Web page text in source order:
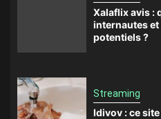
Xalaflix avis :
internautes
potentiels ?
Streaming
Idivov : ce